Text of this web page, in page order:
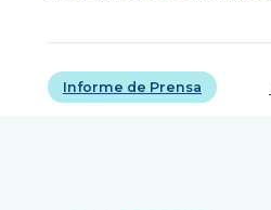
Informe de Prensa